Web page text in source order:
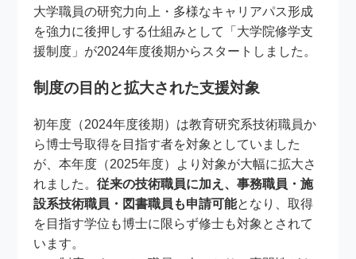
大学職員の研究力向上・多様なキャリアパス形成
を強力に後押しする仕組みとして「大学院修学支
援制度」が2024年度後期からスタートしました。
制度の目的と拡大された支援対象
初年度（2024年度後期）は教育研究系技術職員か
ら博士号取得を目指す者を対象としていました
が、本年度（2025年度）より対象が大幅に拡大さ
れました。従来の技術職員に加え、事務職員・施
設系技術職員・図書職員も申請可能となり、取得
を目指す学位も博士に限らず修士も対象とされて
います。